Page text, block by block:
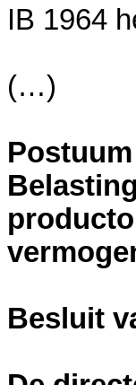
IB 1964
(…)
Besluit